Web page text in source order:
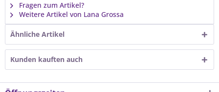
Fragen zum Artikel?
Weitere Artikel von Lana Grossa
Ähnliche Artikel
Kunden kauften auch